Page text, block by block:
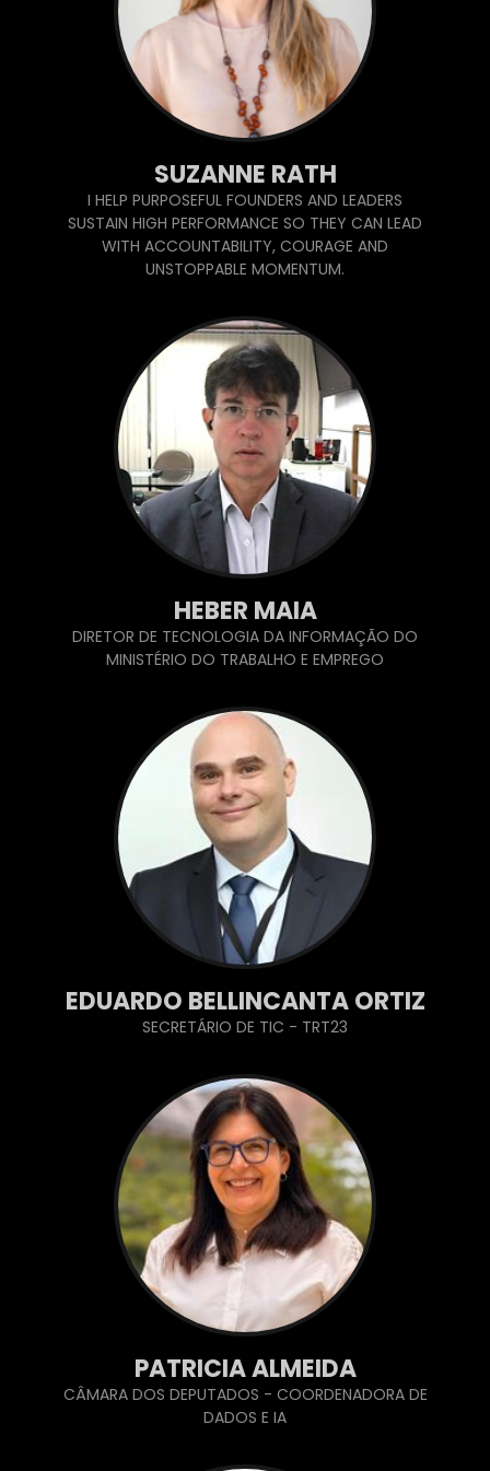
SUZANNE RATH
I HELP PURPOSEFUL FOUNDERS AND LEADERS
SUSTAIN HIGH PERFORMANCE SO THEY CAN LEAD
WITH ACCOUNTABILITY, COURAGE AND
UNSTOPPABLE MOMENTUM.
HEBER MAIA
DIRETOR DE TECNOLOGIA DA INFORMAÇÃO DO
MINISTÉRIO DO TRABALHO E EMPREGO
EDUARDO BELLINCANTA ORTIZ
SECRETÁRIO DE TIC - TRT23
PATRICIA ALMEIDA
CÂMARA DOS DEPUTADOS - COORDENADORA DE
DADOS E IA